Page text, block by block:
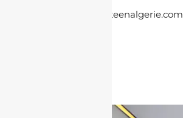
contact@jacheteenalgerie.com